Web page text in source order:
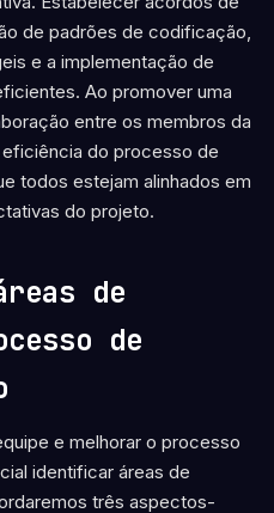
de padrões de codificação,
e a implementação de
Ao promover uma
entre os membros da
do processo de
todos estejam alinhados em
do projeto.
de
de
e melhorar o processo
identificar áreas de
três aspectos-